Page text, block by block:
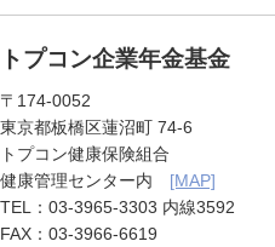
トプコン企業年金基金
〒174-0052
東京都板橋区蓮沼町 74-6
トプコン健康保険組合
健康管理センター内 [MAP]
TEL：03-3965-3303 内線3592
FAX：03-3966-6619